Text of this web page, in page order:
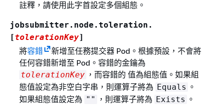
註釋，請使用此字首設定多個組態。
jobsubmitter.node.toleration.
[tolerationKey]
將容錯
新增至任務提交器 Pod。根據預設，不會將
任何容錯新增至 Pod。容錯的金鑰為
tolerationKey ，而容錯的 值為組態值。如果組
態值設定為非空白字串，則運算子將為 Equals 。
如果組態值設定為 "" ，則運算子將為 Exists 。